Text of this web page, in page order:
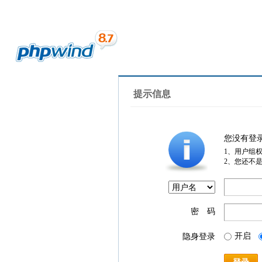
提示信息
您没有登
1、用户组
2、您还不
密 码
隐身登录 开启